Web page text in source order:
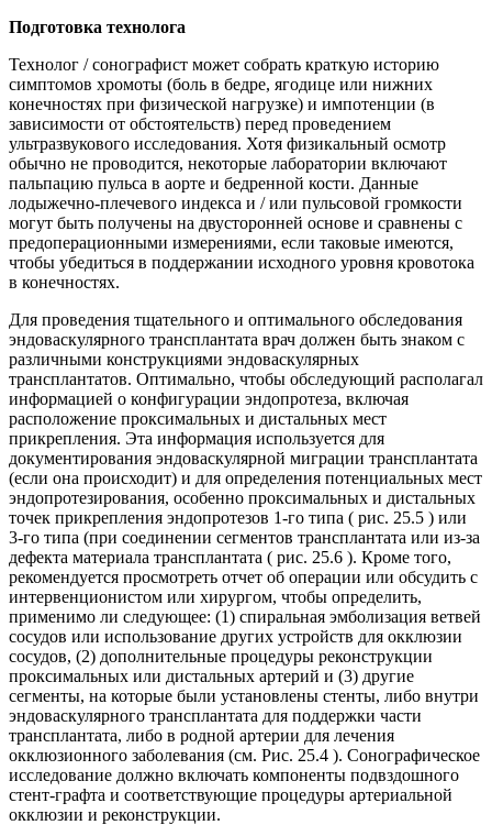
Подготовка технолога
Технолог / сонографист может собрать краткую историю
симптомов хромоты (боль в бедре, ягодице или нижних
конечностях при физической нагрузке) и импотенции (в
зависимости от обстоятельств) перед проведением
ультразвукового исследования. Хотя физикальный осмотр
обычно не проводится, некоторые лаборатории включают
пальпацию пульса в аорте и бедренной кости. Данные
лодыжечно-плечевого индекса и / или пульсовой громкости
могут быть получены на двусторонней основе и сравнены с
предоперационными измерениями, если таковые имеются,
чтобы убедиться в поддержании исходного уровня кровотока
в конечностях.
Для проведения тщательного и оптимального обследования
эндоваскулярного трансплантата врач должен быть знаком с
различными конструкциями эндоваскулярных
трансплантатов. Оптимально, чтобы обследующий располагал
информацией о конфигурации эндопротеза, включая
расположение проксимальных и дистальных мест
прикрепления. Эта информация используется для
документирования эндоваскулярной миграции трансплантата
(если она происходит) и для определения потенциальных мест
эндопротезирования, особенно проксимальных и дистальных
точек прикрепления эндопротезов 1-го типа ( рис. 25.5 ) или
3-го типа (при соединении сегментов трансплантата или из-за
дефекта материала трансплантата ( рис. 25.6 ). Кроме того,
рекомендуется просмотреть отчет об операции или обсудить с
интервенционистом или хирургом, чтобы определить,
применимо ли следующее: (1) спиральная эмболизация ветвей
сосудов или использование других устройств для окклюзии
сосудов, (2) дополнительные процедуры реконструкции
проксимальных или дистальных артерий и (3) другие
сегменты, на которые были установлены стенты, либо внутри
эндоваскулярного трансплантата для поддержки части
трансплантата, либо в родной артерии для лечения
окклюзионного заболевания (см. Рис. 25.4 ). Сонографическое
исследование должно включать компоненты подвздошного
стент-графта и соответствующие процедуры артериальной
окклюзии и реконструкции.